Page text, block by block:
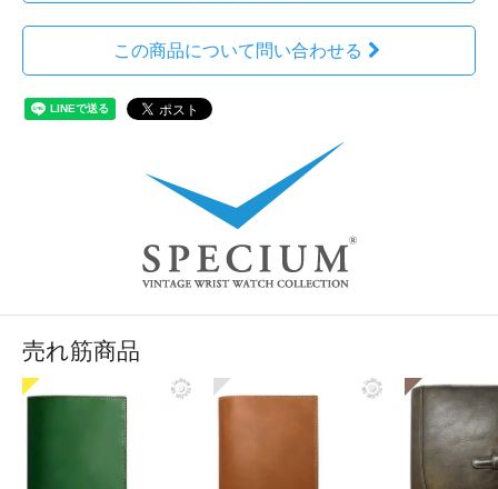
この商品について問い合わせる
売れ筋商品